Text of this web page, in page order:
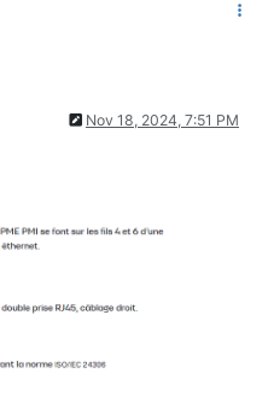
Nov 18, 2024, 7:51 PM